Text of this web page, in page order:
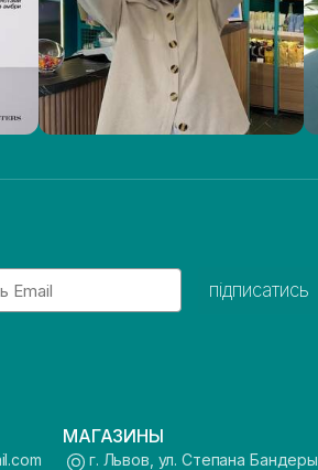
підписатись
МАГАЗИНЫ
г. Львов, ул. Степана